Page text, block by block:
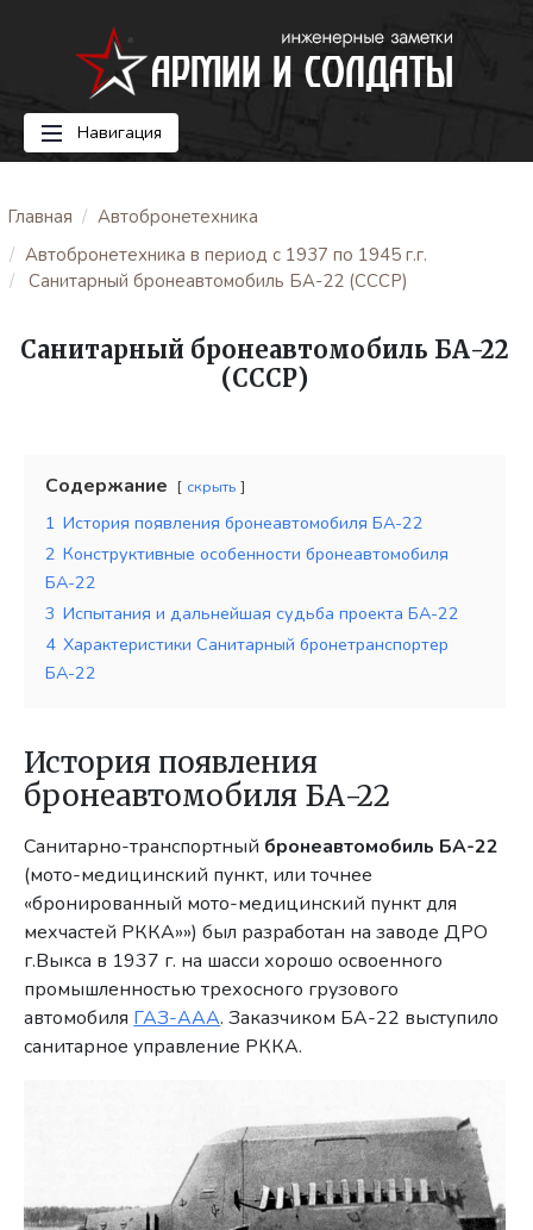
Навигация
Главная
Автобронетехника
Автобронетехника в период с 1937 по 1945 г.г.
Санитарный бронеавтомобиль БА-22 (СССР)
Санитарный бронеавтомобиль БА-22
(СССР)
Содержание скрыть
1 История появления бронеавтомобиля БА-22
2 Конструктивные особенности бронеавтомобиля
БА-22
3 Испытания и дальнейшая судьба проекта БА-22
4 Характеристики Санитарный бронетранспортер
БА-22
История появления
бронеавтомобиля БА-22
Санитарно-транспортный бронеавтомобиль БА-22
(мото-медицинский пункт, или точнее
«бронированный мото-медицинский пункт для
мехчастей РККА»») был разработан на заводе ДРО
г.Выкса в 1937 г. на шасси хорошо освоенного
промышленностью трехосного грузового
автомобиляГАЗ-ААА. Заказчиком БА-22 выступило
санитарное управление РККА.